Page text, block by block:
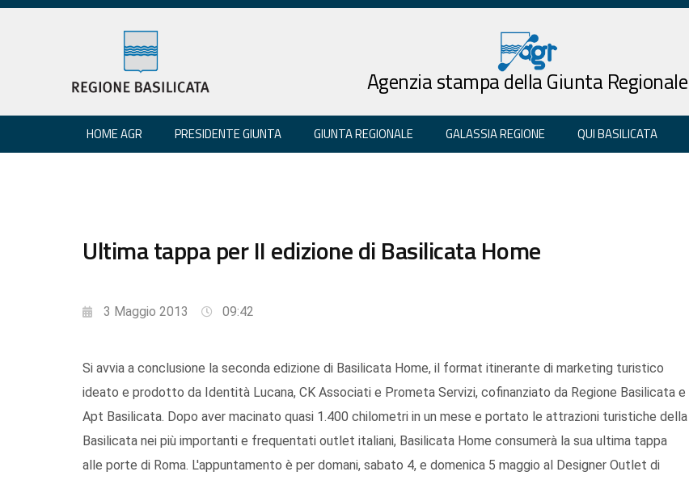
Agenzia stampa della Giunta Regionale
HOME AGR PRESIDENTE GIUNTA GIUNTA REGIONALE GALASSIA REGIONE QUI BASILICATA
Ultima tappa per II edizione di Basilicata Home
3 Maggio 2013 09:42
Si avvia a conclusione la seconda edizione di Basilicata Home, il format itinerante di marketing turistico
ideato e prodotto da Identità Lucana, CK Associati e Prometa Servizi, cofinanziato da Regione Basilicata e
Apt Basilicata. Dopo aver macinato quasi 1.400 chilometri in un mese e portato le attrazioni turistiche della
Basilicata nei più importanti e frequentati outlet italiani, Basilicata Home consumerà la sua ultima tappa
alle porte di Roma. L'appuntamento è per domani, sabato 4, e domenica 5 maggio al Designer Outlet di